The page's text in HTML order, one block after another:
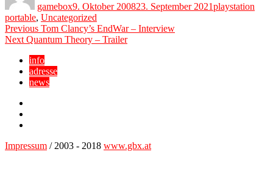
gamebox9. Oktober 200823. September 2021playstation
portable, Uncategorized
Beitragsnavigation
Previous Previous
post:
Tom Clancy’s EndWar – Interview
Next Next
Quantum Theory – Trailer
info
adresse
news
Impressum / 2003 - 2018 www.gbx.at